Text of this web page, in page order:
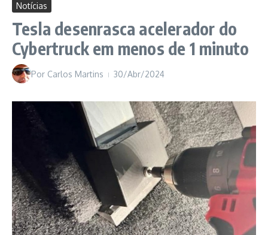
Notícias
Tesla desenrasca acelerador do
Cybertruck em menos de 1 minuto
Por Carlos Martins 30/Abr/2024